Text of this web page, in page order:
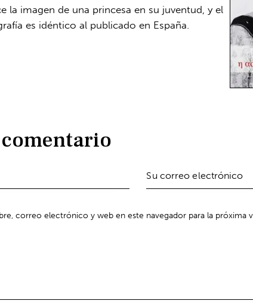
la imagen de una princesa en su juventud, y el
es idéntico al publicado en España.
correo electrónico y web en este navegador para la próxima